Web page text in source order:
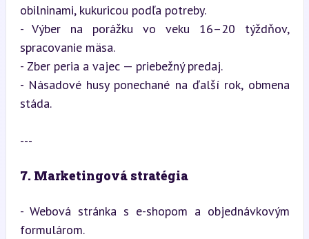
obilninami, kukuricou podľa potreby.
- Výber na porážku vo veku 16–20 týždňov,
spracovanie mäsa.
- Zber peria a vajec — priebežný predaj.
- Násadové husy ponechané na ďalší rok, obmena
stáda.
---
7. Marketingová stratégia
- Webová stránka s e-shopom a objednávkovým
formulárom.